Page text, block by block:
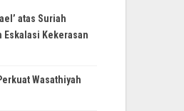
atas Suriah
Eskalasi Kekerasan
Wasathiyah